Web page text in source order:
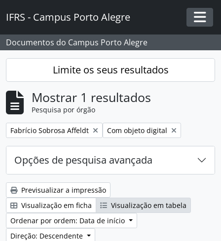
IFRS - Campus Porto Alegre
Documentos do Campus Porto Alegre
Limite os seus resultados
Mostrar 1 resultados
Pesquisa por órgão
Remover filtro:
Fabrício Sobrosa Affeldt Remover filtro:
Com objeto digital
Opções de pesquisa avançada
Previsualizar a impressão
Visualização em ficha
Visualização em tabela
Ordenar por ordem: Data de início
Direção: Descendente